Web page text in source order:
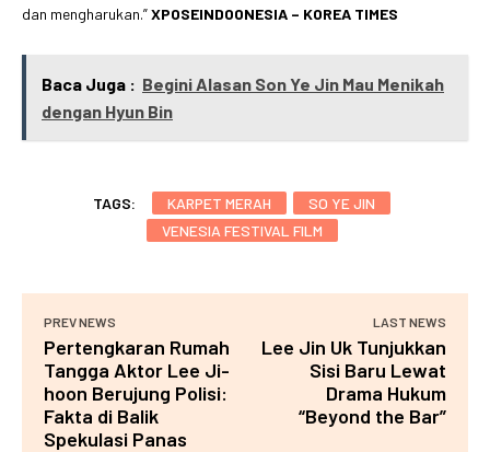
dan mengharukan.”XPOSEINDOONESIA – KOREA TIMES
Baca Juga : Begini Alasan Son Ye Jin Mau Menikah
dengan Hyun Bin
TAGS: KARPET MERAH
SO YE JIN
VENESIA FESTIVAL FILM
PREV NEWS
Pertengkaran Rumah
Tangga Aktor Lee Ji-
hoon Berujung Polisi:
Fakta di Balik
Spekulasi Panas
LAST NEWS
Lee Jin Uk Tunjukkan
Sisi Baru Lewat
Drama Hukum
“Beyond the Bar”